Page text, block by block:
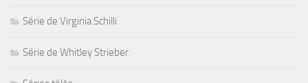
Série de Virginia Schilli
Série de Whitley Strieber